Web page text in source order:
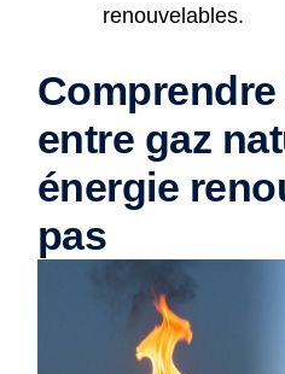
renouvelables.
Comprendre
entre gaz
énergie
pas